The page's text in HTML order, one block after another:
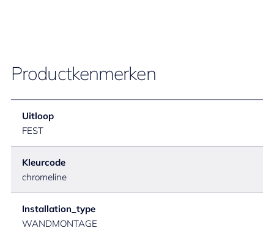
Productkenmerken
Uitloop
FEST
Kleurcode
chromeline
Installation_type
WANDMONTAGE